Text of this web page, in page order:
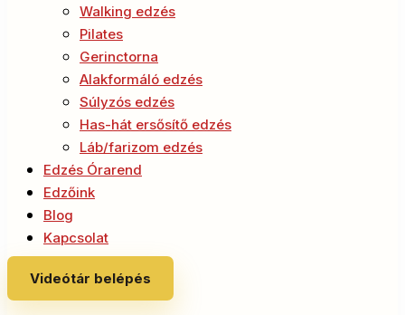
Walking edzés
Pilates
Gerinctorna
Alakformáló edzés
Súlyzós edzés
Has-hát ersősítő edzés
Láb/farizom edzés
Edzés Órarend
Edzőink
Blog
Kapcsolat
Videótár belépés